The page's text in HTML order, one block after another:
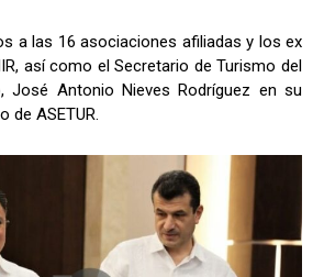
a las 16 asociaciones afiliadas y los ex
así como el Secretario de Turismo del
José Antonio Nieves Rodríguez en su
de ASETUR.